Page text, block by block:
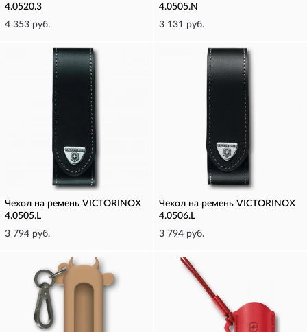
4.0520.3
4 353 руб.
4.0505.N
3 131 руб.
Чехол на ремень VICTORINOX
4.0505.L
3 794 руб.
Чехол на ремень VICTORINOX
4.0506.L
3 794 руб.